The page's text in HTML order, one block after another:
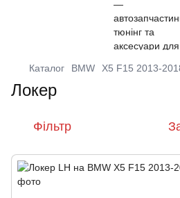
Каталог BMW X5 F15 2013-
Локер
Фільтр